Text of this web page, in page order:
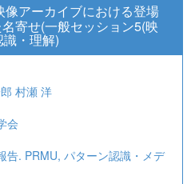
像アーカイブにおける登場
寄せ(一般セッション5(映
・理解)
村瀬 洋
会
告. PRMU, パターン認識・メデ